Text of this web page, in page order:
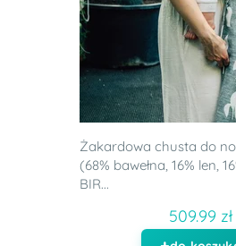
Żakardowa chusta do
(68% bawełna, 16% len,
BIR...
509.99 zł